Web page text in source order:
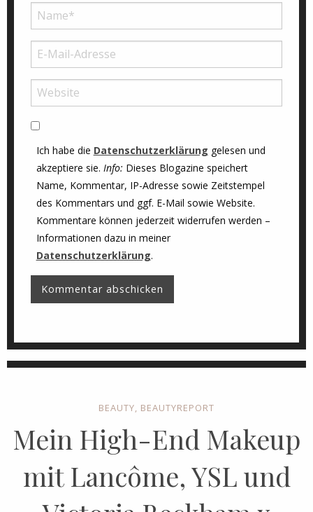
Ich habe die Datenschutzerklärung gelesen und
akzeptiere sie. Info: Dieses Blogazine speichert
Name, Kommentar, IP-Adresse sowie Zeitstempel
des Kommentars und ggf. E-Mail sowie Website.
Kommentare können jederzeit widerrufen werden –
Informationen dazu in meiner
Datenschutzerklärung.
BEAUTY, BEAUTYREPORT
Mein High-End Makeup
mit Lancôme, YSL und